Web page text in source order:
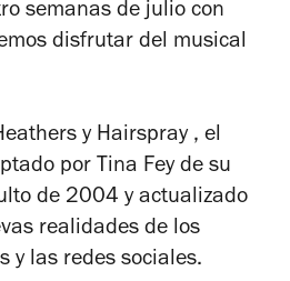
semanas de julio con
disfrutar del musical
y Hairspray, el
por Tina Fey de su
de 2004 y actualizado
realidades de los
y las redes sociales.